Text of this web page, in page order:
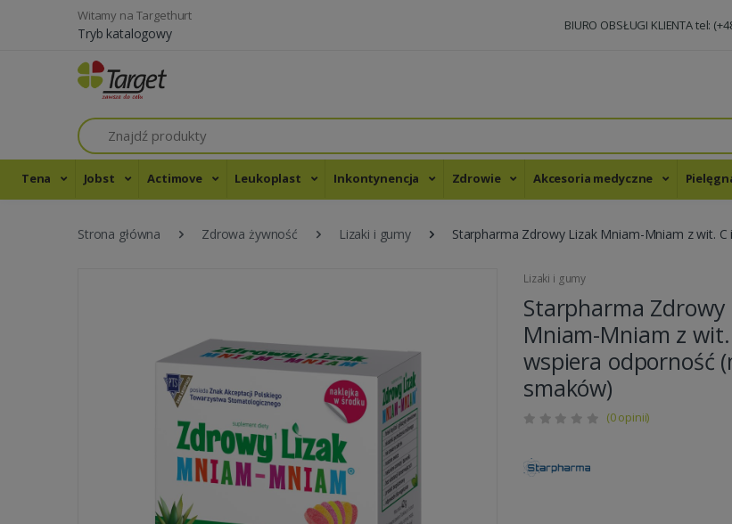
Witamy na Targethurt
Tryb katalogowy BIURO OBSŁUGI KLIENTA tel:
Szukaj
Tena Jobst Actimove Leukoplast Inkontynencja Zdrowie Akcesoria medyczne
Strona główna Zdrowa żywność Lizaki i gumy Starpharma Zdrowy Lizak Mniam-Mniam z wit.
Lizaki i gumy
Starpharma Zdrowy
Mniam-Mniam z
wspiera odporność
smaków)
(0 opinii)